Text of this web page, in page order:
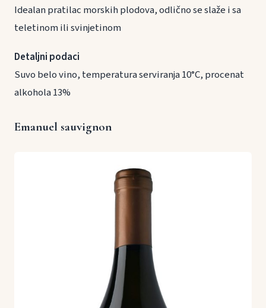
Idealan pratilac morskih plodova, odlično se slaže i sa
teletinom ili svinjetinom
Detaljni podaci
Suvo belo vino, temperatura serviranja 10°C, procenat
alkohola 13%
Emanuel sauvignon